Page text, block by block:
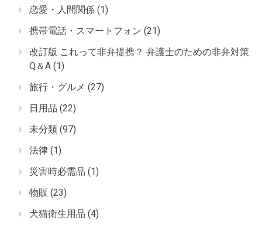
恋愛・人間関係 (1)
携帯電話・スマートフォン (21)
改訂版 これって非弁提携？ 弁護士のための非弁対策
Q＆A (1)
旅行・グルメ (27)
日用品 (22)
未分類 (97)
法律 (1)
災害時必需品 (1)
物販 (23)
犬猫衛生用品 (4)